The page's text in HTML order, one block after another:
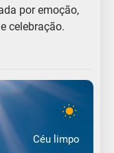
por emoção,
celebração.
Céu limpo